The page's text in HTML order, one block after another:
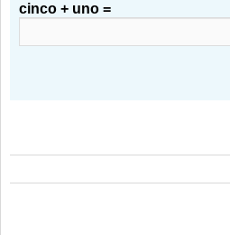
cinco + uno =